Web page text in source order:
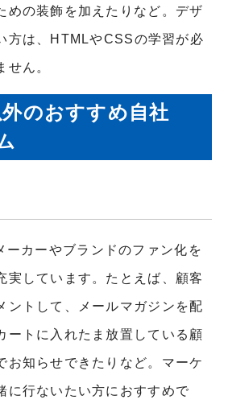
めの装飾を加えたりなど。デザ
方は、HTMLやCSSの学習が必
せん。
のおすすめ自社
カーやブランドのファン化を
実しています。たとえば、顧客
ントして、メールマガジンを配
ートに入れたま放置している顧
お知らせできたりなど。マーケ
に行ないたい方におすすめで